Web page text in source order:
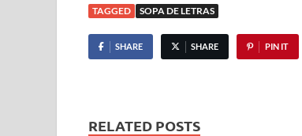
TAGGED SOPA DE LETRAS
SHARE SHARE PIN IT
RELATED POSTS